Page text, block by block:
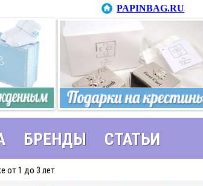
PAPINBAG.RU
БРЕНДЫ СТАТЬИ
от 1 до 3 лет